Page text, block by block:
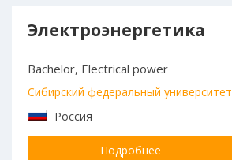
Электроэнергетика
Bachelor, Electrical power
Сибирский федеральный университет
Россия
Подробнее